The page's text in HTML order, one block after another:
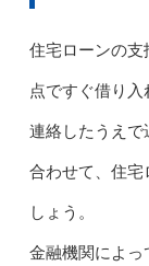
住宅ローンの支
点ですぐ借り入
連絡したうえで
合わせて、住宅
しょう。
金融機関によっ